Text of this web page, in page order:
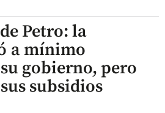
Petro: la
a mínimo
gobierno, pero
subsidios